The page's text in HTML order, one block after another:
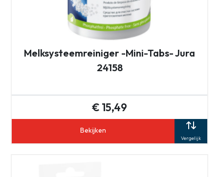
Melksysteemreiniger -Mini-Tabs- Jura
24158
€ 15,49
Bekijken
Vergelijk